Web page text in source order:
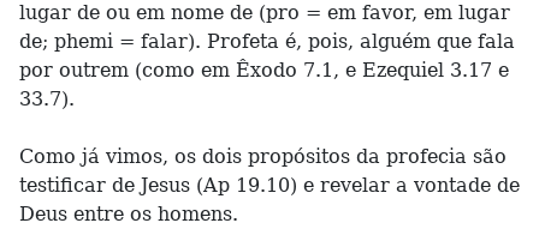
lugar de ou em nome de (pro = em favor, em lugar
de; phemi = falar). Profeta é, pois, alguém que fala
por outrem (como em Êxodo 7.1, e Ezequiel 3.17 e
33.7).
Como já vimos, os dois propósitos da profecia são
testificar de Jesus (Ap 19.10) e revelar a vontade de
Deus entre os homens.